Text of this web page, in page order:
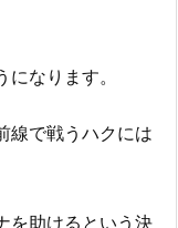
なります。
線で戦うハクには
を助けるという決